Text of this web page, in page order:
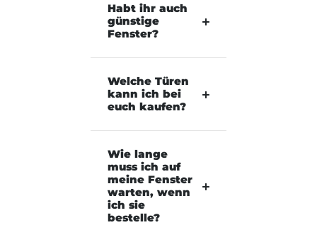
Habt ihr auch
günstige
Fenster?
Welche Türen
kann ich bei
euch kaufen?
Wie lange
muss ich auf
meine Fenster
warten, wenn
ich sie
bestelle?